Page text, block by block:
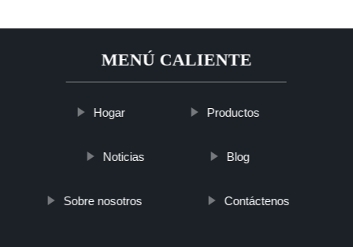
MENÚ CALIENTE
Hogar Productos
Noticias Blog
Sobre nosotros Contáctenos